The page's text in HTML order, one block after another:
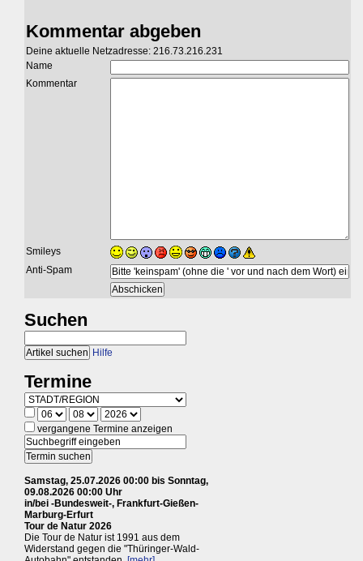
Kommentar abgeben
Deine aktuelle Netzadresse: 216.73.216.231
Name
Kommentar
Smileys
Anti-Spam
Suchen
Hilfe
Termine
vergangene Termine anzeigen
Samstag, 25.07.2026 00:00 bis Sonntag,
09.08.2026 00:00 Uhr
in/bei -Bundesweit-, Frankfurt-Gießen-
Marburg-Erfurt
Tour de Natur 2026
Die Tour de Natur ist 1991 aus dem
Widerstand gegen die "Thüringer-Wald-